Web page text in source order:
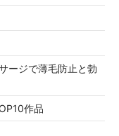
ージで薄毛防止と勃
作品